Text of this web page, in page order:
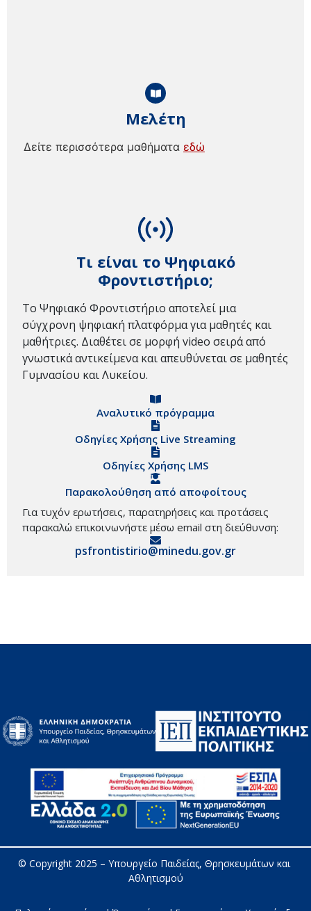
Τι είναι το Ψηφιακό
Φροντιστήριο;
Το Ψηφιακό Φροντιστήριο αποτελεί μια
σύγχρονη ψηφιακή πλατφόρμα για μαθητές και
μαθήτριες. Διαθέτει σε μορφή video σειρά από
γνωστικά αντικείμενα και απευθύνεται σε μαθητές
Γυμνασίου και Λυκείου.
Αναλυτικό πρόγραμμα
Οδηγίες Χρήσης Live Streaming
Οδηγίες Χρήσης LMS
Παρακολούθηση από αποφοίτους
Για τυχόν ερωτήσεις, παρατηρήσεις και προτάσεις
παρακαλώ επικοινωνήστε μέσω email στη διεύθυνση:
psfrontistirio@minedu.gov.gr
Μελέτη
Δείτε περισσότερα μαθήματα εδώ
© Copyright 2025 – Υπουργείο Παιδείας, Θρησκευμάτων και
Αθλητισμού